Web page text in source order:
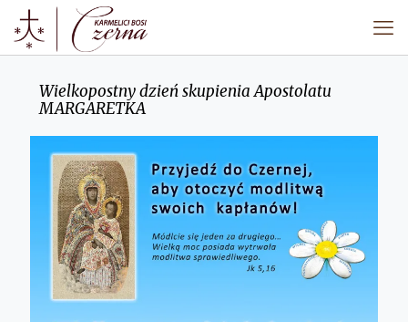
Wielkopostny dzień skupienia Apostolatu
MARGARETKA